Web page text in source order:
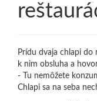
Prídu dvaja chlapi do
k nim obsluha a
- Tu nemôžete
Chlapi sa na seba